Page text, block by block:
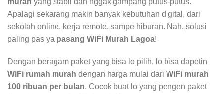
murah yang stabil dan nggak gampang putus-putus.
Apalagi sekarang makin banyak kebutuhan digital, dari
sekolah online, kerja remote, sampe hiburan. Nah, solusi
paling pas ya pasang WiFi Murah Lagoa!
Dengan beragam paket yang bisa lo pilih, lo bisa dapetin
WiFi rumah murah dengan harga mulai dari WiFi murah
100 ribuan per bulan. Cocok buat lo yang pengen paket